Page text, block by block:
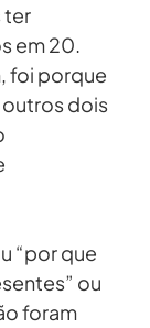
ter
em 20.
foi porque
dois
“por que
ou
foram